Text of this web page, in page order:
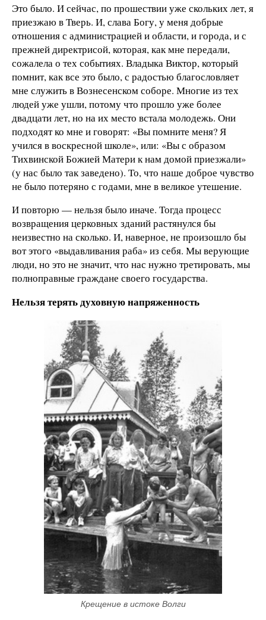
Это было. И сейчас, по прошествии уже скольких лет, я
приезжаю в Тверь. И, слава Богу, у меня добрые
отношения с администрацией и области, и города, и с
прежней директрисой, которая, как мне передали,
сожалела о тех событиях. Владыка Виктор, который
помнит, как все это было, с радостью благословляет
мне служить в Вознесенском соборе. Многие из тех
людей уже ушли, потому что прошло уже более
двадцати лет, но на их место встала молодежь. Они
подходят ко мне и говорят: «Вы помните меня? Я
учился в воскресной школе», или: «Вы с образом
Тихвинской Божией Матери к нам домой приезжали»
(у нас было так заведено). То, что наше доброе чувство
не было потеряно с годами, мне в великое утешение.
И повторю — нельзя было иначе. Тогда процесс
возвращения церковных зданий растянулся бы
неизвестно на сколько. И, наверное, не произошло бы
вот этого «выдавливания раба» из себя. Мы верующие
люди, но это не значит, что нас нужно третировать, мы
полноправные граждане своего государства.
Нельзя терять духовную напряженность
Крещение в истоке Волги